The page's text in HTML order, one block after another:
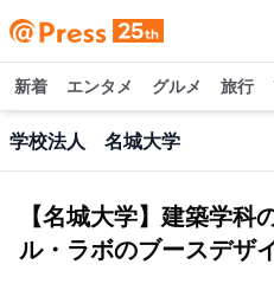
新着 エンタメ グルメ 旅行
学校法人 名城大学
【名城大学】建築学科
ル・ラボのブースデザ